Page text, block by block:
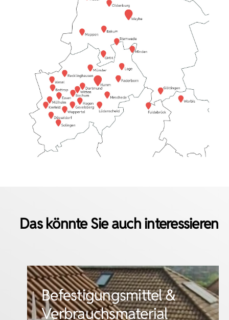
Das könnte Sie auch interessieren
&
Fassade
Flachdach & Dämmung